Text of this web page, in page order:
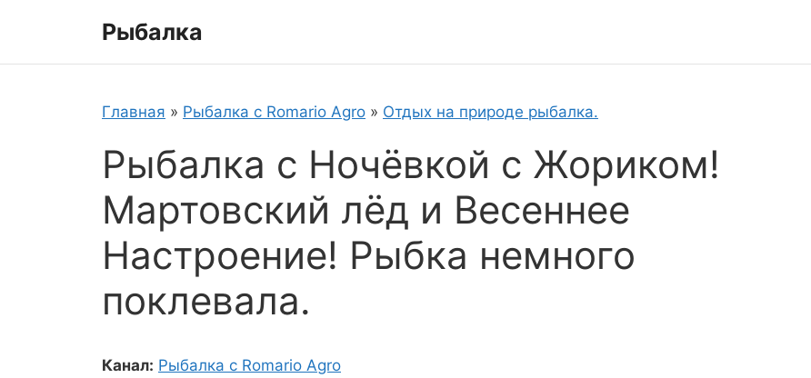
Рыбалка
Главная » Рыбалка с Romario Agro » Отдых на природе рыбалка.
Рыбалка с Ночёвкой с Жориком!
Мартовский лёд и Весеннее
Настроение! Рыбка немного
поклевала.
Канал: Рыбалка с Romario Agro